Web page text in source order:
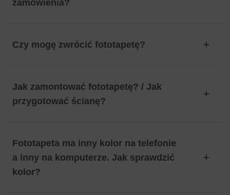
zamówienia?
Czy mogę zwrócić fototapetę?
Jak zamontować fototapetę? / Jak
przygotować ścianę?
Fototapeta ma inny kolor na telefonie
a inny na komputerze. Jak sprawdzić
kolor?